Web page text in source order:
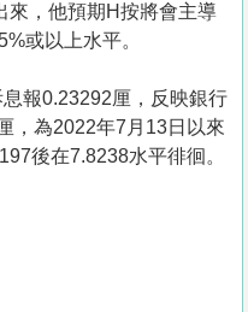
來，他預期H按將會主導
或以上水平。
報0.23292厘，反映銀行
，為2022年7月13日以來
後在7.8238水平徘徊。